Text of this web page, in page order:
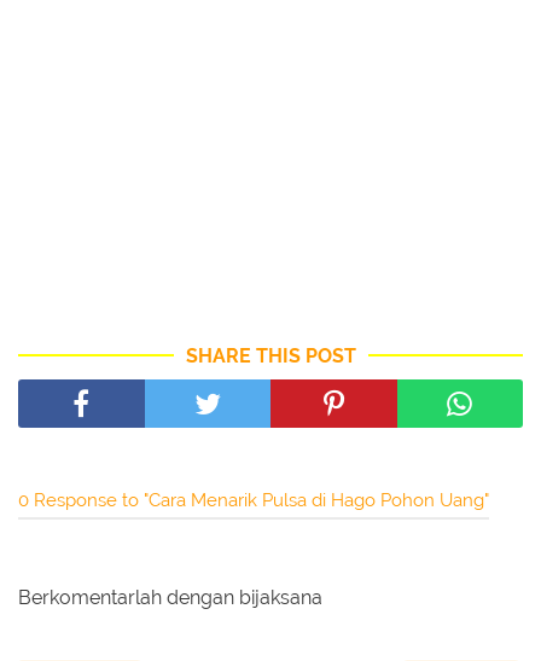
SHARE THIS POST
0 Response to "Cara Menarik Pulsa di Hago Pohon Uang"
Berkomentarlah dengan bijaksana